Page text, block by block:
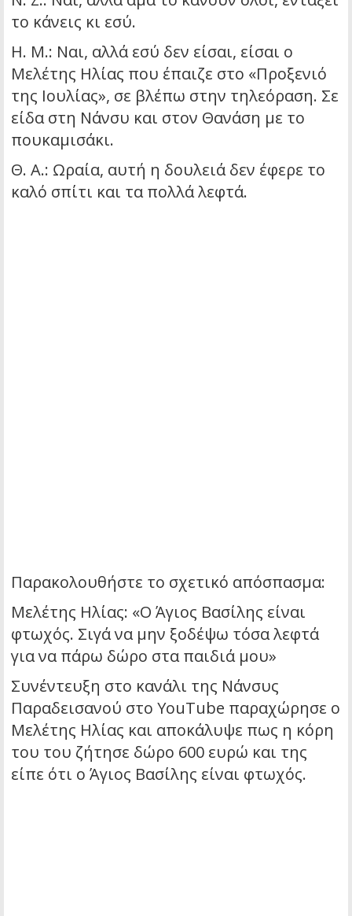
το κάνεις κι εσύ.
Η. Μ.: Ναι, αλλά εσύ δεν είσαι, είσαι ο
Μελέτης Ηλίας που έπαιζε στο «Προξενιό
της Ιουλίας», σε βλέπω στην τηλεόραση. Σε
είδα στη Νάνσυ και στον Θανάση με το
πουκαμισάκι.
Θ. Α.: Ωραία, αυτή η δουλειά δεν έφερε το
καλό σπίτι και τα πολλά λεφτά.
Παρακολουθήστε το σχετικό απόσπασμα:
Μελέτης Ηλίας: «Ο Άγιος Βασίλης είναι
φτωχός. Σιγά να μην ξοδέψω τόσα λεφτά
για να πάρω δώρο στα παιδιά μου»
Συνέντευξη στο κανάλι της Νάνσυς
Παραδεισανού στο YouTube παραχώρησε ο
Μελέτης Ηλίας και αποκάλυψε πως η κόρη
του του ζήτησε δώρο 600 ευρώ και της
είπε ότι ο Άγιος Βασίλης είναι φτωχός.